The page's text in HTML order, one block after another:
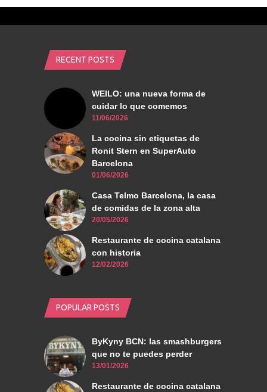
RECENT POSTS
WEILO: una nueva forma de
cuidar lo que comemos
11/06/2026
La cocina sin etiquetas de
Ronit Stern en SuperAuto
Barcelona
01/06/2026
Casa Telmo Barcelona, la casa
de comidas de la zona alta
20/05/2026
Restaurante de cocina catalana
con historia
12/02/2026
POPULAR POSTS
ByKyny BCN: las smashburgers
que no te puedes perder
13/01/2026
Restaurante de cocina catalana